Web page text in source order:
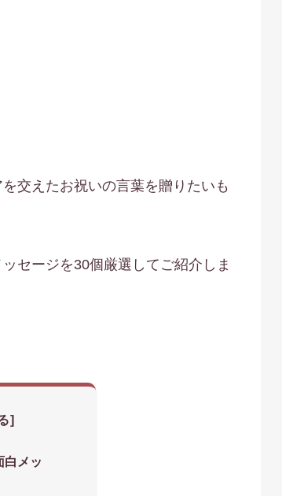
交えたお祝いの言葉を贈りたいも
セージを30個厳選してご紹介しま
白メッ